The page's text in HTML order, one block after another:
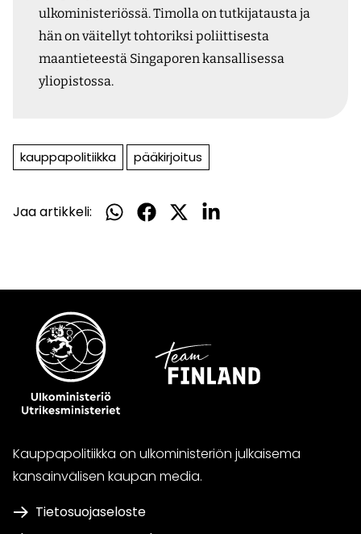
ulkoministeriössä. Timolla on tutkijatausta ja
hän on väitellyt tohtoriksi poliittisesta
maantieteestä Singaporen kansallisessa
yliopistossa.
kauppapolitiikka pääkirjoitus
Jaa artikkeli:
Jaa
Jaa
Jaa
Jaa
Kauppapolitiikka on ulkoministeriön julkaisema
kansainvälisen kaupan media.
Tietosuojaseloste